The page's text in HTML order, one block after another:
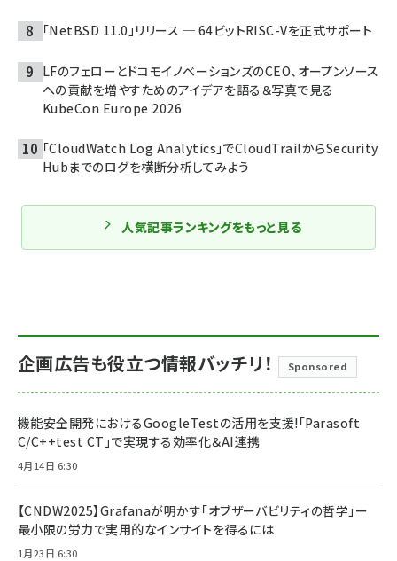
「NetBSD 11.0」リリース ─ 64ビットRISC-Vを正式サポート
LFのフェローとドコモイノベーションズのCEO、オープンソース
への貢献を増やすためのアイデアを語る＆写真で見る
KubeCon Europe 2026
「CloudWatch Log Analytics」でCloudTrailからSecurity
Hubまでのログを横断分析してみよう
人気記事ランキングをもっと見る
企画広告も役立つ情報バッチリ！ Sponsored
機能安全開発におけるGoogleTestの活用を支援!「Parasoft
C/C++test CT」で実現する効率化＆AI連携
4月14日 6:30
【CNDW2025】Grafanaが明かす「オブザーバビリティの哲学」ー
最小限の労力で実用的なインサイトを得るには
1月23日 6:30